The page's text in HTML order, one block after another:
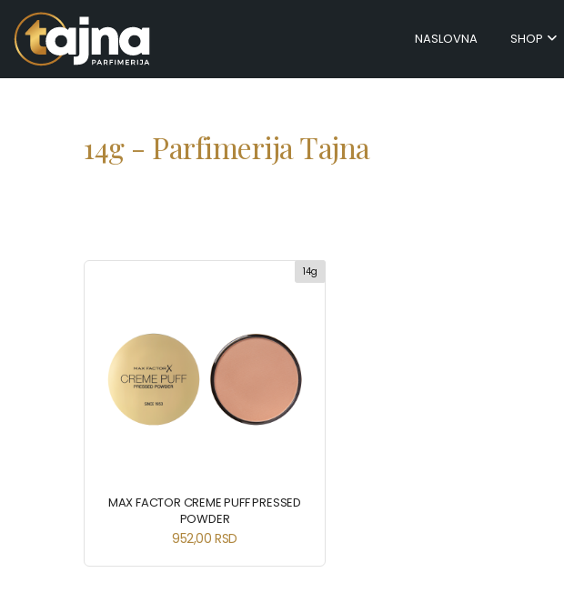
NASLOVNA SHOP
14g - Parfimerija Tajna
14g
MAX FACTOR CREME PUFF PRESSED
POWDER
952,00RSD